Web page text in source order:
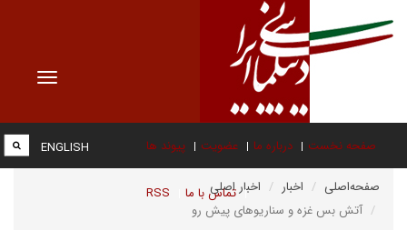
Toggle
صفحه نخست درباره ما عضویت پیوند ها
تماس با ما RSS
ENGLISH
صفحه‌اصلی اخبار
اخبار اصلی
آتش بس غزه و سناریوهای پیش رو